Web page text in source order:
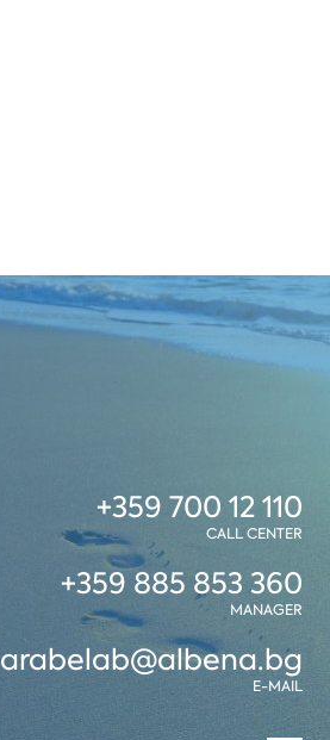
+359 700 12 110
CALL CENTER
+359 885 853 360
MANAGER
arabelab@albena.bg
E-MAIL